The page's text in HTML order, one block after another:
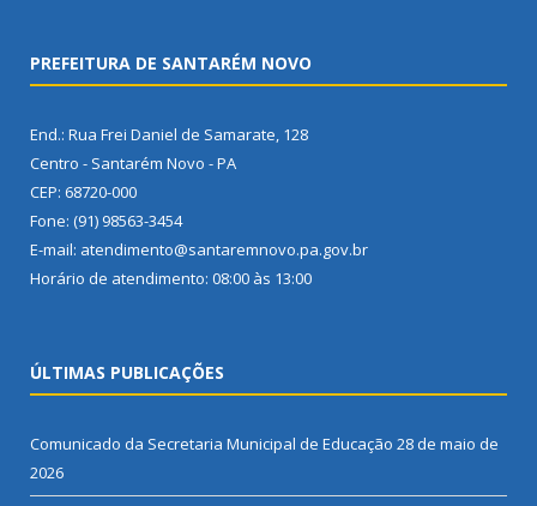
PREFEITURA DE SANTARÉM NOVO
End.: Rua Frei Daniel de Samarate, 128
Centro - Santarém Novo - PA
CEP: 68720-000
Fone: (91) 98563-3454
E-mail: atendimento@santaremnovo.pa.gov.br
Horário de atendimento: 08:00 às 13:00
ÚLTIMAS PUBLICAÇÕES
Comunicado da Secretaria Municipal de Educação 28 de maio de
2026